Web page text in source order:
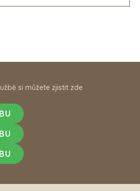
si můžete zjistit zde